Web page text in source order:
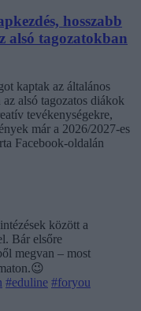
hosszabb
alsó tagozatokban
kaptak az általános
alsó tagozatos diákok
tevékenységekre,
már a 2026/2027-es
Facebook-oldalán
között a
Bár elsőre
megvan – most
#eduline #foryou